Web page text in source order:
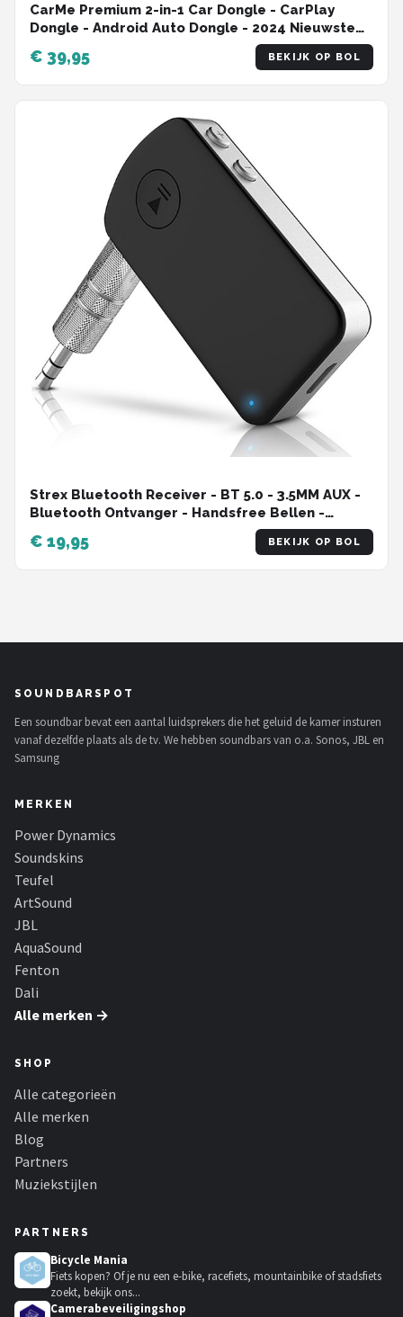
CarMe Premium 2-in-1 Car Dongle - CarPlay
Dongle - Android Auto Dongle - 2024 Nieuwste
Model - Draadloos CarPlay & Android Auto -
Zwart
€ 39,95 BEKIJK OP BOL
Strex Bluetooth Receiver - BT 5.0 - 3.5MM AUX -
Bluetooth Ontvanger - Handsfree Bellen -
Bluetooth Audio Receiver - Bluetooth Auto via
AUX
€ 19,95 BEKIJK OP BOL
SOUNDBARSPOT
Een soundbar bevat een aantal luidsprekers die het geluid de kamer insturen
vanaf dezelfde plaats als de tv. We hebben soundbars van o.a. Sonos, JBL en
Samsung
MERKEN
Power Dynamics
Soundskins
Teufel
ArtSound
JBL
AquaSound
Fenton
Dali
Alle merken →
SHOP
Alle categorieën
Alle merken
Blog
Partners
Muziekstijlen
PARTNERS
Bicycle Mania
Fiets kopen? Of je nu een e-bike, racefiets, mountainbike of stadsfiets
zoekt, bekijk ons...
Camerabeveiligingshop